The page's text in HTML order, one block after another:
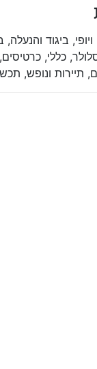
ביגוד
כללי,
תיירות ונופש,